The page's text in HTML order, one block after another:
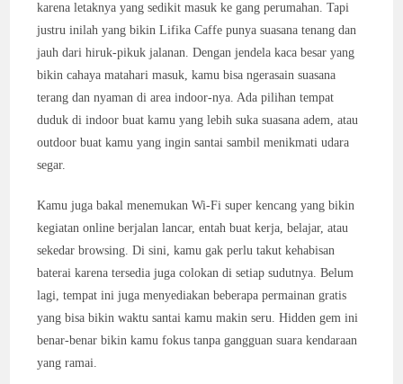
karena letaknya yang sedikit masuk ke gang perumahan. Tapi
justru inilah yang bikin Lifika Caffe punya suasana tenang dan
jauh dari hiruk-pikuk jalanan. Dengan jendela kaca besar yang
bikin cahaya matahari masuk, kamu bisa ngerasain suasana
terang dan nyaman di area indoor-nya. Ada pilihan tempat
duduk di indoor buat kamu yang lebih suka suasana adem, atau
outdoor buat kamu yang ingin santai sambil menikmati udara
segar.
Kamu juga bakal menemukan Wi-Fi super kencang yang bikin
kegiatan online berjalan lancar, entah buat kerja, belajar, atau
sekedar browsing. Di sini, kamu gak perlu takut kehabisan
baterai karena tersedia juga colokan di setiap sudutnya. Belum
lagi, tempat ini juga menyediakan beberapa permainan gratis
yang bisa bikin waktu santai kamu makin seru. Hidden gem ini
benar-benar bikin kamu fokus tanpa gangguan suara kendaraan
yang ramai.